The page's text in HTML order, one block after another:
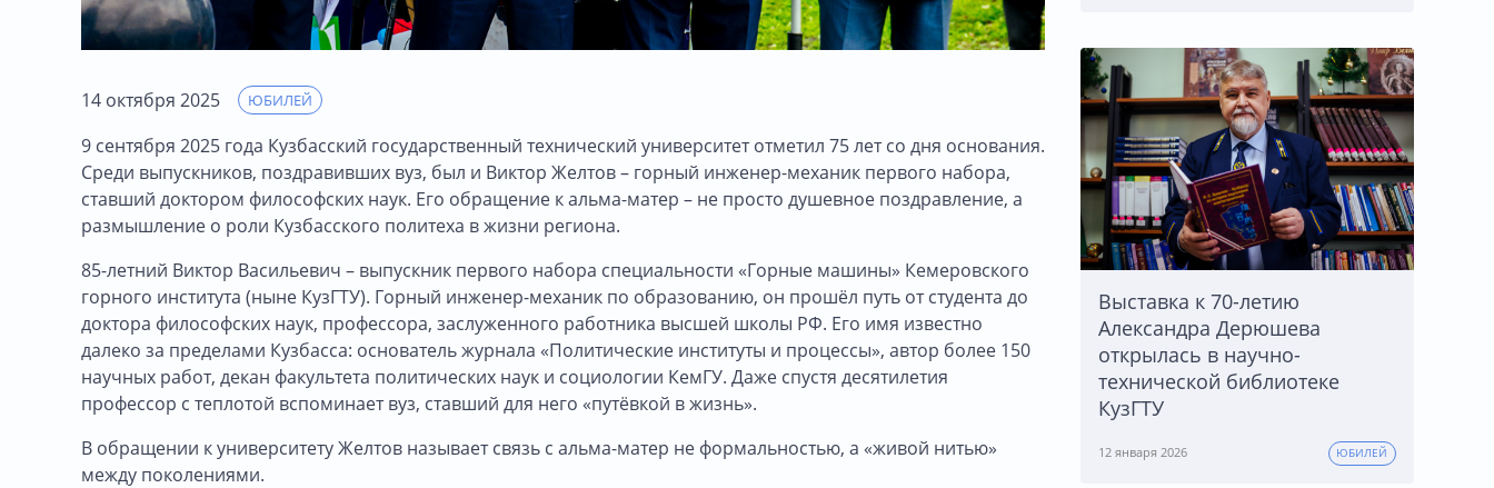
14 октября 2025 ЮБИЛЕЙ
9 сентября 2025 года Кузбасский государственный технический университет отметил 75 лет со дня основания.
Среди выпускников, поздравивших вуз, был и Виктор Желтов – горный инженер-механик первого набора,
ставший доктором философских наук. Его обращение к альма-матер – не просто душевное поздравление, а
размышление о роли Кузбасского политеха в жизни региона.
85-летний Виктор Васильевич – выпускник первого набора специальности «Горные машины» Кемеровского
горного института (ныне КузГТУ). Горный инженер-механик по образованию, он прошёл путь от студента до
доктора философских наук, профессора, заслуженного работника высшей школы РФ. Его имя известно
далеко за пределами Кузбасса: основатель журнала «Политические институты и процессы», автор более 150
научных работ, декан факультета политических наук и социологии КемГУ. Даже спустя десятилетия
профессор с теплотой вспоминает вуз, ставший для него «путёвкой в жизнь».
В обращении к университету Желтов называет связь с альма-матер не формальностью, а «живой нитью»
между поколениями.
Выставка к 70-летию
Александра Дерюшева
открылась в научно-
технической библиотеке
КузГТУ
12 января 2026 ЮБИЛЕЙ